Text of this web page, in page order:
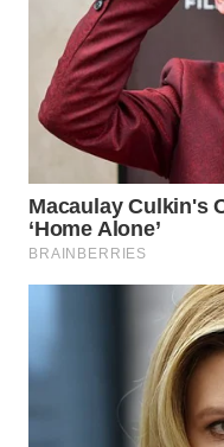
WN
KUNINGAN
WN
MAJALENGKA
WN
SUBANG
PURWAKARTA